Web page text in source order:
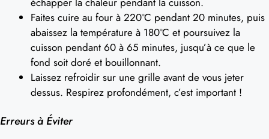
Faites cuire au four à 220ºC pendant 20 minutes, puis
abaissez la température à 180ºC et poursuivez la
cuisson pendant 60 à 65 minutes, jusqu’à ce que le
fond soit doré et bouillonnant.
Laissez refroidir sur une grille avant de vous jeter
dessus. Respirez profondément, c’est important !
Erreurs à Éviter